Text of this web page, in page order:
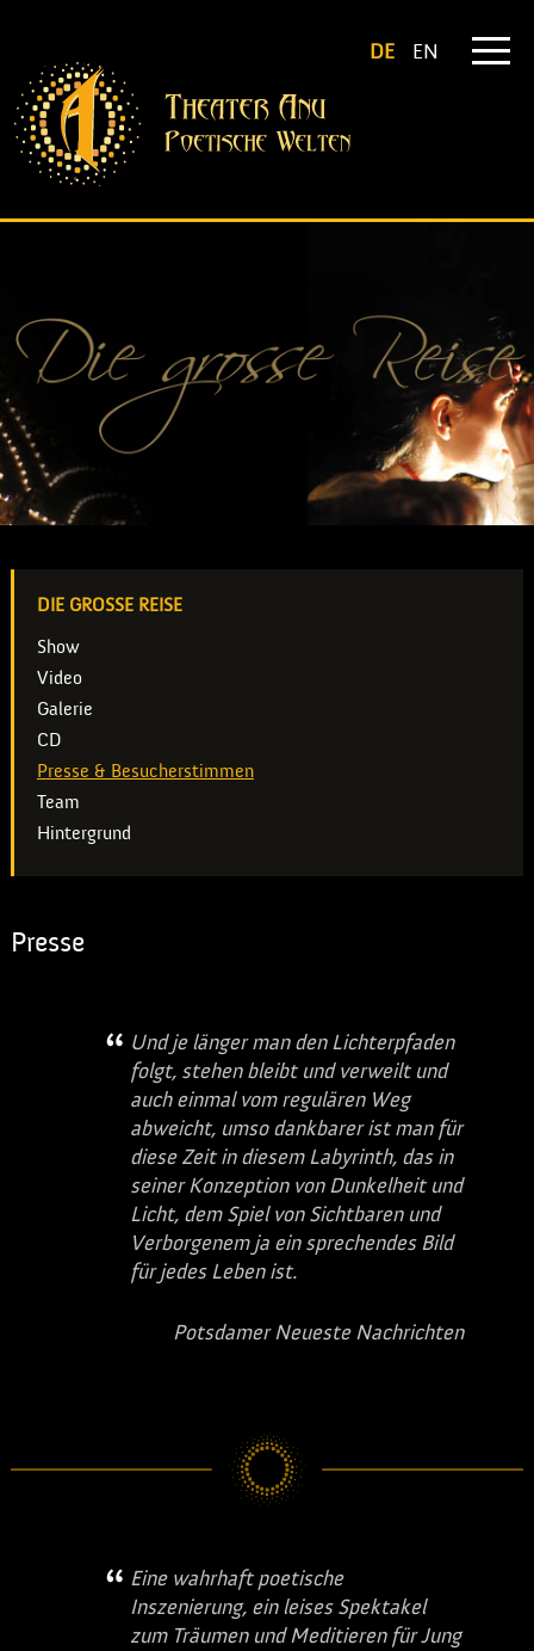
DE EN
DIE GROSSE REISE
Show
Video
Galerie
CD
Presse & Besucherstimmen
Team
Hintergrund
Presse
Und je länger man den Lichterpfaden
folgt, stehen bleibt und verweilt und
auch einmal vom regulären Weg
abweicht, umso dankbarer ist man für
diese Zeit in diesem Labyrinth, das in
seiner Konzeption von Dunkelheit und
Licht, dem Spiel von Sichtbaren und
Verborgenem ja ein sprechendes Bild
für jedes Leben ist.
Potsdamer Neueste Nachrichten
Eine wahrhaft poetische
Inszenierung, ein leises Spektakel
zum Träumen und Meditieren für Jung